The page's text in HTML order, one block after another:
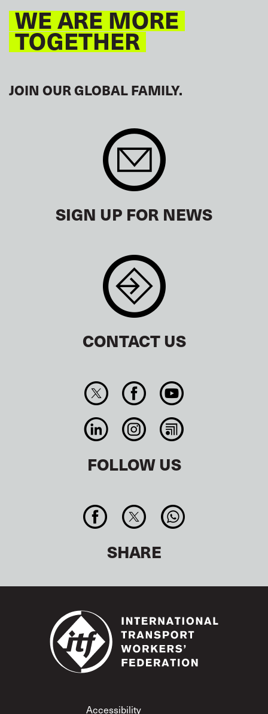
WE ARE MORE
TOGETHER
JOIN OUR GLOBAL FAMILY.
SIGN UP FOR NEWS
CONTACT US
FOLLOW US
SHARE
Accessibility